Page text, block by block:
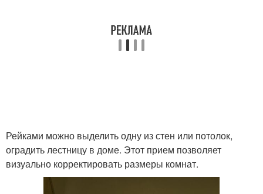
Рейками можно выделить одну из стен или потолок,
оградить лестницу в доме. Этот прием позволяет
визуально корректировать размеры комнат.